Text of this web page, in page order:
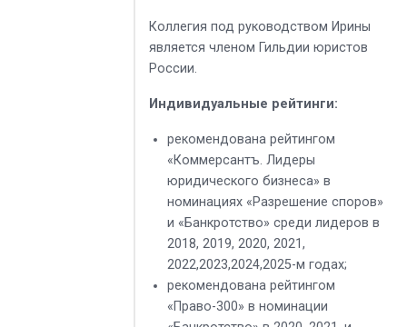
Коллегия под руководством Ирины
является членом Гильдии юристов
России.
Индивидуальные рейтинги:
рекомендована рейтингом
«Коммерсантъ. Лидеры
юридического бизнеса» в
номинациях «Разрешение споров»
и «Банкротство» среди лидеров в
2018, 2019, 2020, 2021,
2022,2023,2024,2025-м годах;
рекомендована рейтингом
«Право-300» в номинации